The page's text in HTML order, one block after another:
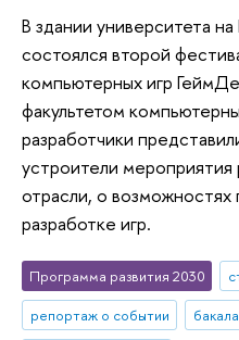
В здании университета
состоялся второй
компьютерных игр
факультетом
разработчики
устроители мероприятия
отрасли, о
разработке игр.
Программа развития 2030
репортаж о событии